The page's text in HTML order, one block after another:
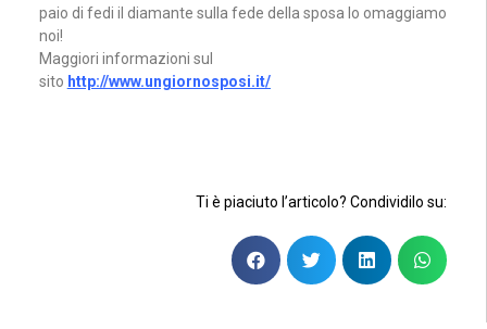
paio di fedi il diamante sulla fede della sposa lo omaggiamo
noi!
Maggiori informazioni sul
sito http://www.ungiornosposi.it/
Ti è piaciuto l’articolo? Condividilo su: